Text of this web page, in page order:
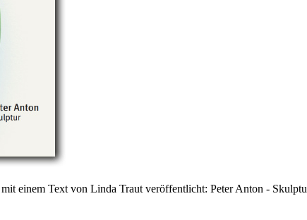
einem Text von Linda Traut veröffentlicht: Peter Anton -